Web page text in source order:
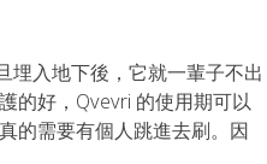
埋入地下後，它就一輩子不出
的好，Qvevri 的使用期可以
的需要有個人跳進去刷。因